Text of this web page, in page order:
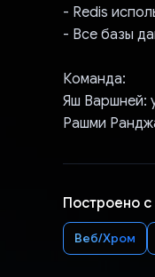
- Redis
- Все базы
Команда:
Яш Варшней:
Рашми
Построено с
Веб/Хром